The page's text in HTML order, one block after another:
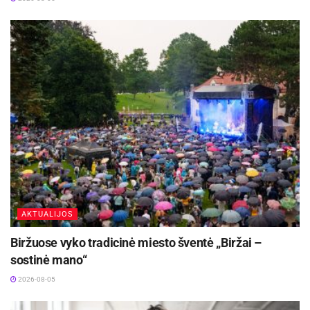
laipsnių temperatūrai”, – pasakoja D. Kalibatas.
Aktualios naujienos
Panevėžys stiprina verslo ryšius su Jungtine
Karalyste
2026-08-06
Patogesnės kelionės elektriniais traukiniais iš
Radviliškio – jau šį rudenį
2026-08-05
Pasak eksperto, statybose atsiranda vis
modernesnių sprendimų. Pavyzdžiui, į betoną
įmaišomos medžiagos, kurios leidžia dirbti
AKTUALIJOS
Biržuose vyko tradicinė miesto šventė „Biržai –
sostinė mano“
2026-08-05